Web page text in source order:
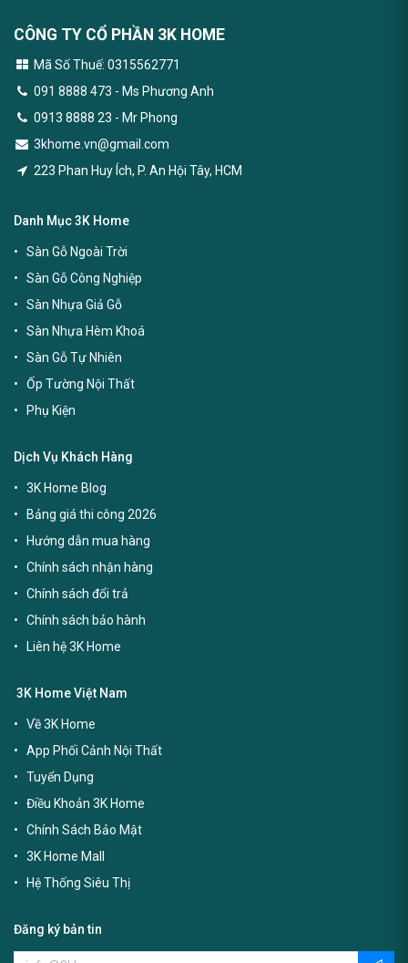
CÔNG TY CỔ PHẦN 3K HOME
Mã Số Thuế: 0315562771
091 8888 473 - Ms Phương Anh
0913 8888 23 - Mr Phong
3khome.vn@gmail.com
223 Phan Huy Ích, P. An Hội Tây, HCM
Danh Mục 3K Home
Sàn Gỗ Ngoài Trời
Sàn Gỗ Công Nghiệp
Sàn Nhựa Giả Gỗ
Sàn Nhựa Hèm Khoá
Sàn Gỗ Tự Nhiên
Ốp Tường Nội Thất
Phụ Kiện
Dịch Vụ Khách Hàng
3K Home Blog
Bảng giá thi công 2026
Hướng dẫn mua hàng
Chính sách nhận hàng
Chính sách đổi trả
Chính sách bảo hành
Liên hệ 3K Home
3K Home Việt Nam
Về 3K Home
App Phối Cảnh Nội Thất
Tuyển Dụng
Điều Khoản 3K Home
Chính Sách Bảo Mật
3K Home Mall
Hệ Thống Siêu Thị
Đăng ký bản tin